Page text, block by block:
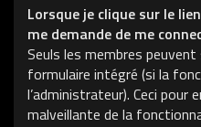
Lorsque je clique sur le lien
me demande de me
Seuls les membres peuvent
formulaire intégré (si la
l’administrateur). Ceci pour
malveillante de la